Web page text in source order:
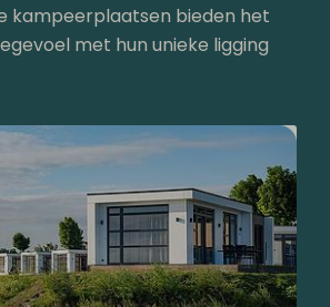
kampeerplaatsen bieden het
met hun unieke ligging